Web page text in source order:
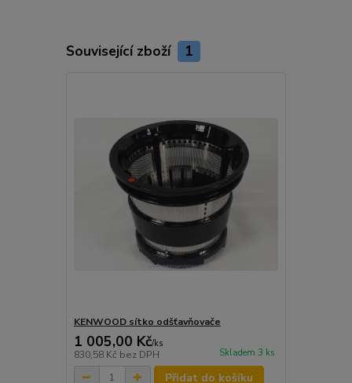
Související zboží 1
KENWOOD sítko odšťavňovače
1 005,00 Kč/ks
830,58 Kč bez DPH Skladem 3 ks
Přidat do košíku